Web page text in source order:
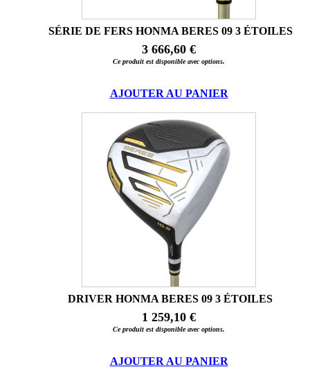
SÉRIE DE FERS HONMA BERES 09 3 ÉTOILES
3 666,60 €
Ce produit est disponible avec options.
AJOUTER AU PANIER
DRIVER HONMA BERES 09 3 ÉTOILES
1 259,10 €
Ce produit est disponible avec options.
AJOUTER AU PANIER